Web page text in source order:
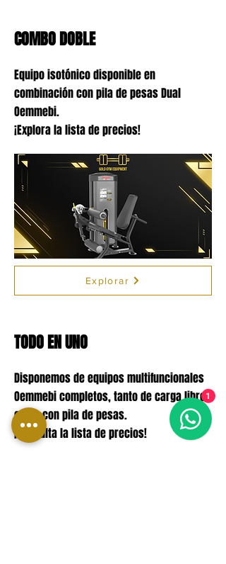
COMBO DOBLE
Equipo isotónico disponible en
combinación con pila de pesas Dual
Oemmebi.
¡Explora la lista de precios!
Explorar
TODO EN UNO
Disponemos de equipos multifuncionales
Oemmebi completos, tanto de carga libre
como con pila de pesas.
¡Consulta la lista de precios!
1